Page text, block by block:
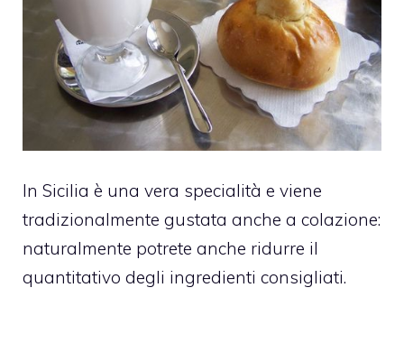
In Sicilia è una vera specialità e viene
tradizionalmente gustata anche a colazione:
naturalmente potrete anche ridurre il
quantitativo degli ingredienti consigliati.